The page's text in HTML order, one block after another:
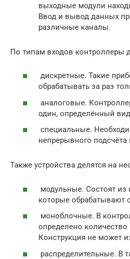
выходные модули
Ввод и вывод данных
различные каналы.
По типам входов контроллеры
дискретные. Такие
обрабатывать за раз
аналоговые.
один, определённый
специальные.
непрерывного
Также устройства делятся на
модульные. Состоят из
которые обрабатывают
моноблочные. В
определено
Конструкция не может
распределительные. В